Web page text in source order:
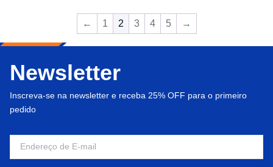
← 1 2 3 4 5 →
Newsletter
Inscreva-se na newsletter e receba 25% OFF para o primeiro
pedido